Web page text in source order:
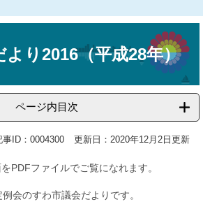
より2016（平成28年）
ページ内目次
事ID：0004300 更新日：2020年12月2日更新
PDFファイルでご覧になれます。
会のすわ市議会だよりです。